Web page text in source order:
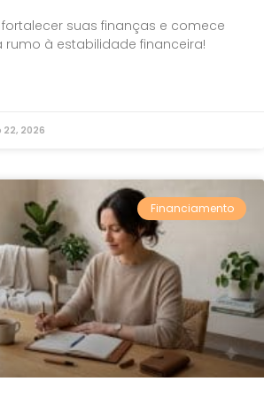
suas finanças e comece
rumo à estabilidade financeira!
22, 2026
Financiamento